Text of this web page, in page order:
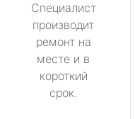
Специалист
производит
ремонт на
месте и в
короткий
срок.